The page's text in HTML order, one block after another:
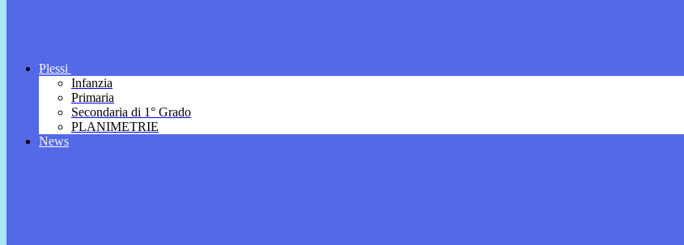
Plessi
Infanzia
Primaria
Secondaria di 1° Grado
PLANIMETRIE
News